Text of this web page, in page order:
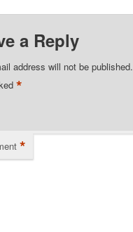
a Reply
address will not be published.
*
*